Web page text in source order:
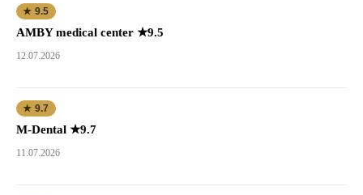
★ 9.5
AMBY medical center ★9.5
12.07.2026
★ 9.7
M-Dental ★9.7
11.07.2026